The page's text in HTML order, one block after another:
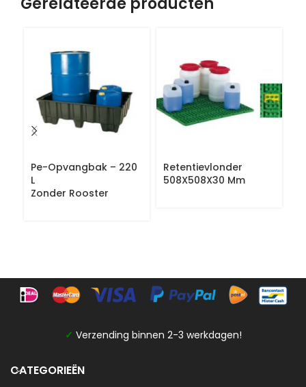
Pe-Opvangbak – 220
L
Zonder Rooster
Retentievlonder
508X508X30 Mm
✓ Verzending binnen 2-3 werkdagen!
CATEGORIEËN